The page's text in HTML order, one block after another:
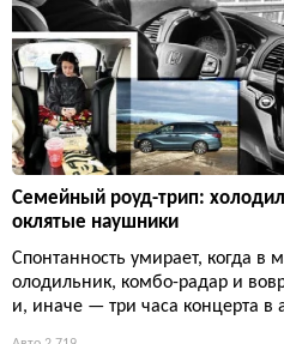
Семейный роуд-трип:
оклятые наушники
Спонтанность умирает, когда в
олодильник, комбо-радар и
и, иначе — три часа концерта в